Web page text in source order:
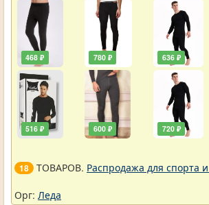
468 ₽
516 ₽
780 ₽
600 ₽
636 ₽
720 ₽
18 ТОВАРОВ. Распродажа для спорта
Орг: Леда